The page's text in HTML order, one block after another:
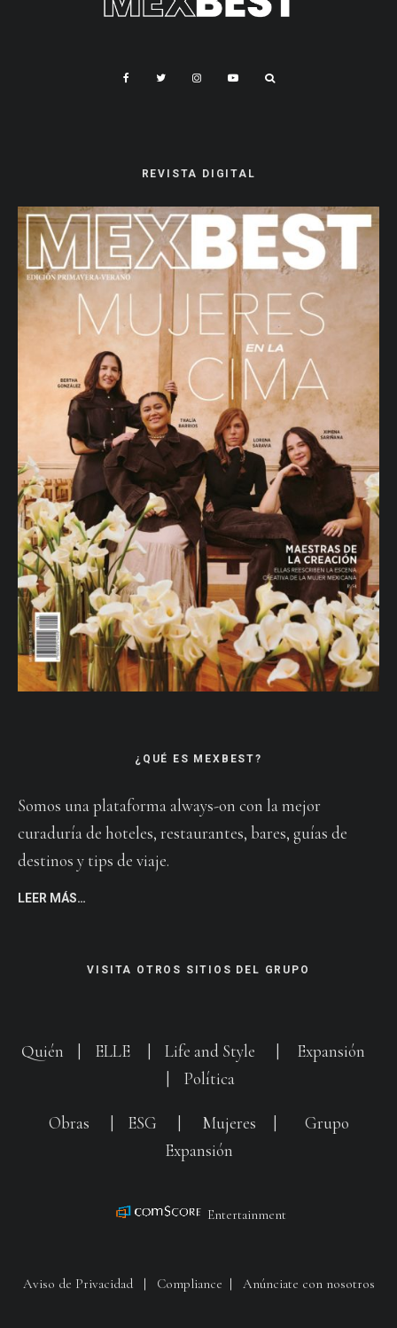
REVISTA DIGITAL
¿QUÉ ES MEXBEST?
Somos una plataforma always-on con la mejor
curaduría de hoteles, restaurantes, bares, guías de
destinos y tips de viaje.
LEER MÁS…
VISITA OTROS SITIOS DEL GRUPO
Quién ELLE Life and Style
Expansión
Política
Obras ESG Mujeres
Grupo
Expansión
Entertainment
Aviso de Privacidad| Compliance Anúnciate con nosotros